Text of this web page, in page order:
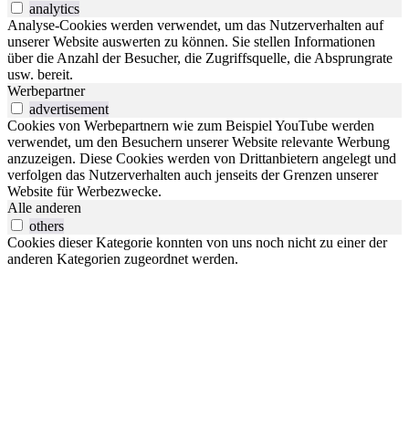
analytics
Analyse-Cookies werden verwendet, um das Nutzerverhalten auf
unserer Website auswerten zu können. Sie stellen Informationen
über die Anzahl der Besucher, die Zugriffsquelle, die Absprungrate
usw. bereit.
Werbepartner
advertisement
Cookies von Werbepartnern wie zum Beispiel YouTube werden
verwendet, um den Besuchern unserer Website relevante Werbung
anzuzeigen. Diese Cookies werden von Drittanbietern angelegt und
verfolgen das Nutzerverhalten auch jenseits der Grenzen unserer
Website für Werbezwecke.
Alle anderen
others
Cookies dieser Kategorie konnten von uns noch nicht zu einer der
anderen Kategorien zugeordnet werden.